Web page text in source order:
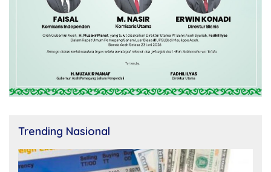
Trending Nasional